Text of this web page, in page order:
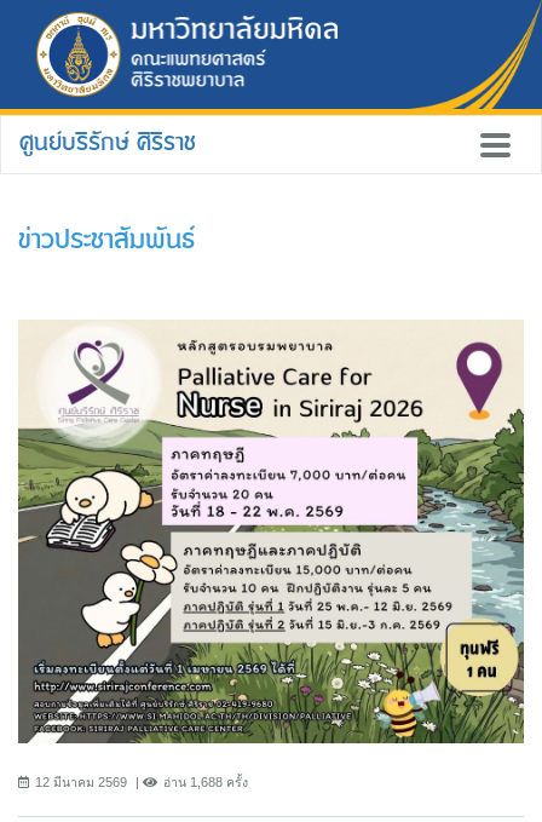
ศูนย์บริรักษ์ ศิริราช
ข่าวประชาสัมพันธ์
12 มีนาคม 2569 อ่าน 1,688 ครั้ง